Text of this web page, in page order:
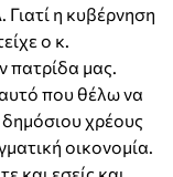
η κυβέρνηση
ο κ.
πατρίδα μας.
που θέλω να
δημόσιου χρέους
οικονομία.